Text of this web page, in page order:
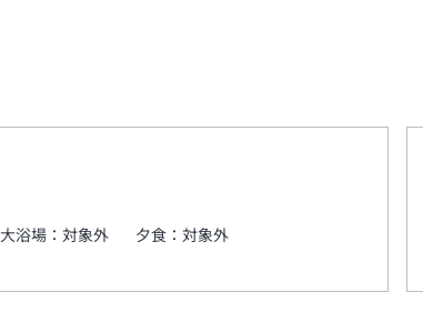
大浴場： 対象外 夕食： 対象外